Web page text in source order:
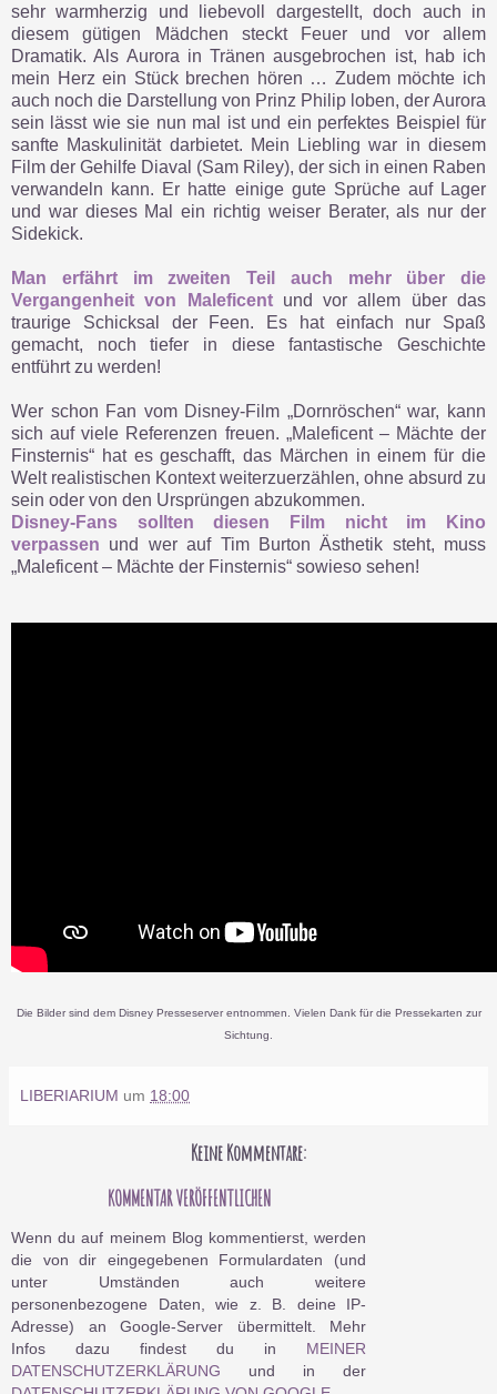
sehr warmherzig und liebevoll dargestellt, doch auch in
diesem gütigen Mädchen steckt Feuer und vor allem
Dramatik. Als Aurora in Tränen ausgebrochen ist, hab ich
mein Herz ein Stück brechen hören … Zudem möchte ich
auch noch die Darstellung von Prinz Philip loben, der Aurora
sein lässt wie sie nun mal ist und ein perfektes Beispiel für
sanfte Maskulinität darbietet. Mein Liebling war in diesem
Film der Gehilfe Diaval (Sam Riley), der sich in einen Raben
verwandeln kann. Er hatte einige gute Sprüche auf Lager
und war dieses Mal ein richtig weiser Berater, als nur der
Sidekick.
Man erfährt im zweiten Teil auch mehr über die
Vergangenheit von Maleficentund vor allem über das
traurige Schicksal der Feen. Es hat einfach nur Spaß
gemacht, noch tiefer in diese fantastische Geschichte
entführt zu werden!
Wer schon Fan vom Disney-Film „Dornröschen“ war, kann
sich auf viele Referenzen freuen. „Maleficent – Mächte der
Finsternis“ hat es geschafft, das Märchen in einem für die
Welt realistischen Kontext weiterzuerzählen, ohne absurd zu
sein oder von den Ursprüngen abzukommen.
Disney-Fans sollten diesen Film nicht im Kino
verpassen und wer auf Tim Burton Ästhetik steht, muss
„Maleficent – Mächte der Finsternis“ sowieso sehen!
Die Bilder sind dem Disney Presseserver entnommen. Vielen Dank für die Pressekarten zur
Sichtung.
LIBERIARIUM um 18:00
Keine Kommentare:
KOMMENTAR VERÖFFENTLICHEN
Wenn du auf meinem Blog kommentierst, werden
die von dir eingegebenen Formulardaten (und
unter Umständen auch weitere
personenbezogene Daten, wie z. B. deine IP-
Adresse) an Google-Server übermittelt. Mehr
Infos dazu findest du in MEINER
DATENSCHUTZERKLÄRUNG und in der